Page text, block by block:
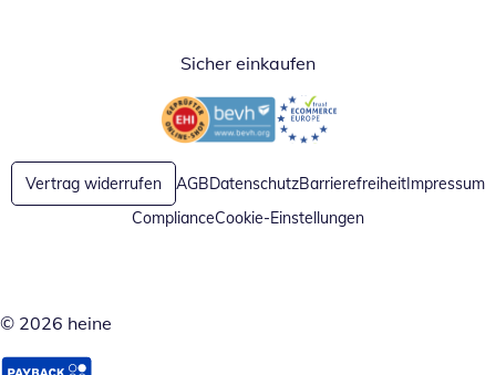
Sicher einkaufen
Öffnet in neuem FensterÖffnet in neuem Fenster
Vertrag widerrufen AGBDatenschutzBarrierefreiheitImpressum
ComplianceCookie-Einstellungen
© 2026 heine